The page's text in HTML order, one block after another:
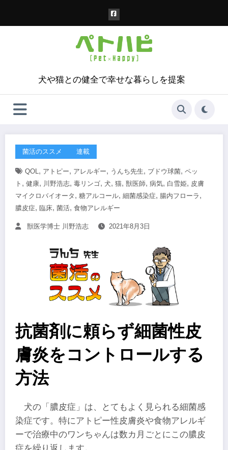
犬や猫との健全で幸せな暮らしを提案
菌活のススメ 連載
QOL, アトピー, アレルギー, うんち先生, ブドウ球菌, ペッ
ト , 健康, 川野浩志, 毒リンゴ, 犬, 猫, 獣医師, 病気, 白雪姫, 皮膚
マイクロバイオータ , 糖アルコール, 細菌感染症, 腸内フローラ ,
膿皮症, 臨床, 菌活, 食物アレルギー
獣医学博士 川野浩志 2021年8月3日
抗菌剤に頼らず細菌性皮
膚炎をコントロールする
方法
犬の「膿皮症」は、とてもよく見られる細菌感
染症です。特にアトピー性皮膚炎や食物アレルギ
ーで治療中のワンちゃんは数カ月ごとにこの膿皮